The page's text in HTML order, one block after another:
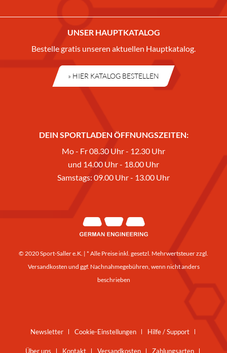
UNSER HAUPTKATALOG
Bestelle gratis unseren aktuellen Hauptkatalog.
» HIER KATALOG BESTELLEN
DEIN SPORTLADEN ÖFFNUNGSZEITEN:
Mo - Fr 08.30 Uhr - 12.30 Uhr
und 14.00 Uhr - 18.00 Uhr
Samstags: 09.00 Uhr - 13.00 Uhr
© 2020 Sport-Saller e.K. | * Alle Preise inkl. gesetzl. Mehrwertsteuer zzgl.
Versandkosten und ggf. Nachnahmegebühren, wenn nicht anders
beschrieben
Newsletter Cookie-Einstellungen Hilfe / Support
Über uns Kontakt Versandkosten Zahlungsarten